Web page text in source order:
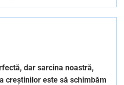
dar sarcina noastră,
creștinilor este să schimbăm